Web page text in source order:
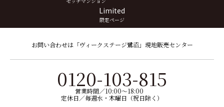
Limited
限定ページ
お問い合わせは「ヴィークステージ鷺沼」現地販売センター
0120-103-815
営業時間／10:00〜18:00
定休日／毎週水・木曜日（祝日除く）